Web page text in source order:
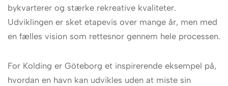
bykvarterer og stærke rekreative kvaliteter.
Udviklingen er sket etapevis over mange år, men med
en fælles vision som rettesnor gennem hele processen.
For Kolding er Göteborg et inspirerende eksempel på,
hvordan en havn kan udvikles uden at miste sin